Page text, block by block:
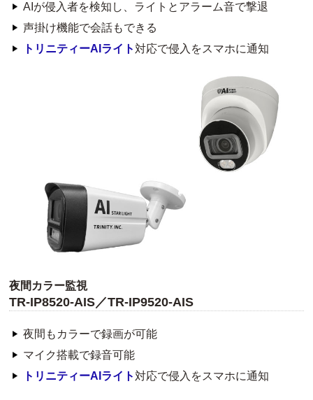
AIが侵入者を検知し、ライトとアラーム音で撃退
声掛け機能で会話もできる
トリニティーAIライト 対応で侵入をスマホに通知
夜間カラー監視
TR-IP8520-AIS／TR-IP9520-AIS
夜間もカラーで録画が可能
マイク搭載で録音可能
トリニティーAIライト 対応で侵入をスマホに通知